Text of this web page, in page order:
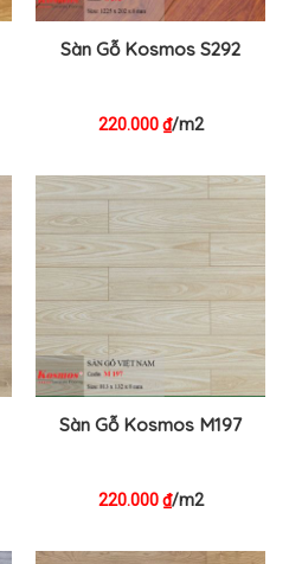
Sàn Gỗ Kosmos S292
220.000₫/m2
Sàn Gỗ Kosmos M197
220.000₫/m2